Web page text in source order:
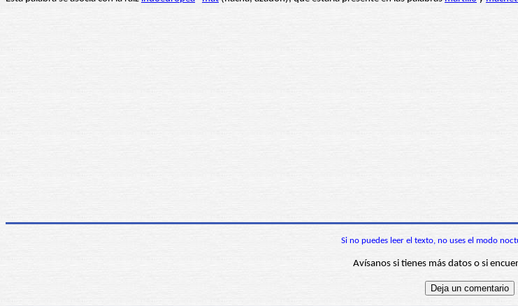
Si no puedes leer el texto, no uses el modo
Avísanos si tienes más datos o si